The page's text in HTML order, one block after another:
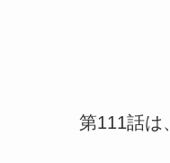
第111話は